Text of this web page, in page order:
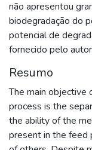
não apresentou
biodegradação do
potencial de
fornecido pelo
Resumo
The main objective
process is the
the ability of the
present in the feed